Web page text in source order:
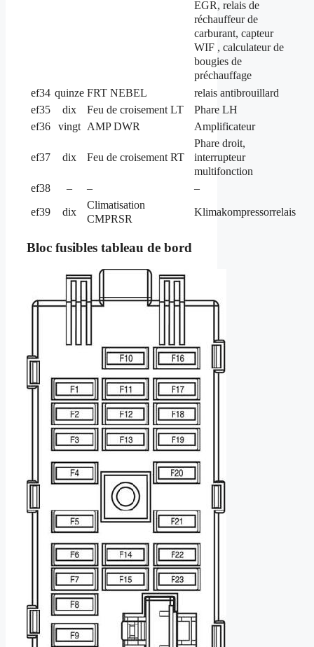
EGR, relais de
réchauffeur de
carburant, capteur
WIF , calculateur de
bougies de
préchauffage
ef34 quinze FRT NEBEL
relais antibrouillard
ef35
dix Feu de croisement LT
Phare LH
ef36
vingt AMP DWR Amplificateur
ef37 dix Feu de croisement RT
Phare droit,
interrupteur
multifonction
ef38
– –
–
ef39
dix
Climatisation
CMPRSR
Klimakompressorrelais
Bloc fusibles tableau de bord